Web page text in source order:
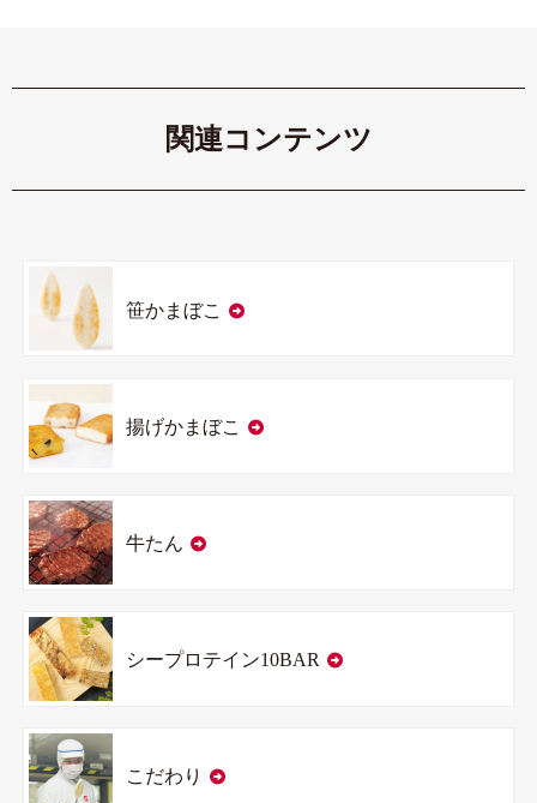
関連コンテンツ
笹かまぼこ
揚げかまぼこ
牛たん
シープロテイン10BAR
こだわり